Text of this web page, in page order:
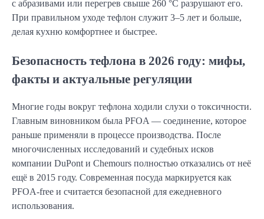
с абразивами или перегрев свыше 260 °C разрушают его.
При правильном уходе тефлон служит 3–5 лет и больше,
делая кухню комфортнее и быстрее.
Безопасность тефлона в 2026 году: мифы,
факты и актуальные регуляции
Многие годы вокруг тефлона ходили слухи о токсичности.
Главным виновником была PFOA — соединение, которое
раньше применяли в процессе производства. После
многочисленных исследований и судебных исков
компании DuPont и Chemours полностью отказались от неё
ещё в 2015 году. Современная посуда маркируется как
PFOA-free и считается безопасной для ежедневного
использования.